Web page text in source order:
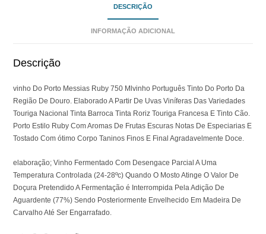
DESCRIÇÃO
INFORMAÇÃO ADICIONAL
Descrição
vinho Do Porto Messias Ruby 750 Mlvinho Português Tinto Do Porto Da
Região De Douro. Elaborado A Partir De Uvas Viníferas Das Variedades
Touriga Nacional Tinta Barroca Tinta Roriz Touriga Francesa E Tinto Cão.
Porto Estilo Ruby Com Aromas De Frutas Escuras Notas De Especiarias E
Tostado Com ótimo Corpo Taninos Finos E Final Agradavelmente Doce.
elaboração; Vinho Fermentado Com Desengace Parcial A Uma
Temperatura Controlada (24-28ºc) Quando O Mosto Atinge O Valor De
Doçura Pretendido A Fermentação é Interrompida Pela Adição De
Aguardente (77%) Sendo Posteriormente Envelhecido Em Madeira De
Carvalho Até Ser Engarrafado.